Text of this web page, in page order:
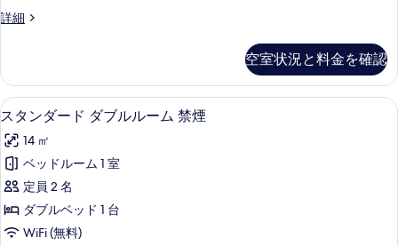
り
条
件
用
ブ
ル
の
す
べ
て
の
写
詳細
【禁
専
用
ダ
ル
の
詳
細
空室状況と料金を確認
ス
タ
ン
ダ
ー
ド
スタンダード ダブルルーム 禁煙 | ア
6
スタンダード ダブルルーム 禁煙
14 ㎡
ベッドルーム 1 室
定員 2 名
ダブルベッド 1 台
WiFi (無料)